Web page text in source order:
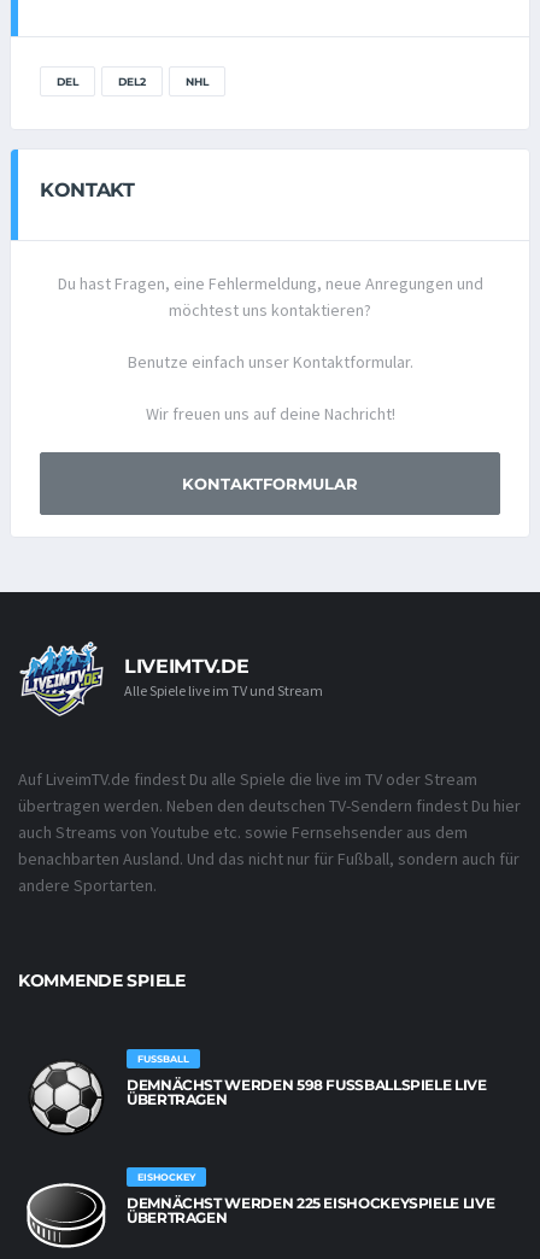
DEL DEL2 NHL
KONTAKT
Du hast Fragen, eine Fehlermeldung, neue Anregungen und
möchtest uns kontaktieren?
Benutze einfach unser Kontaktformular.
Wir freuen uns auf deine Nachricht!
KONTAKTFORMULAR
LIVEIMTV.DE
Alle Spiele live im TV und Stream
Auf LiveimTV.de findest Du alle Spiele die live im TV oder Stream
übertragen werden. Neben den deutschen TV-Sendern findest Du hier
auch Streams von Youtube etc. sowie Fernsehsender aus dem
benachbarten Ausland. Und das nicht nur für Fußball, sondern auch für
andere Sportarten.
KOMMENDE SPIELE
FUSSBALL
DEMNÄCHST WERDEN 598 FUSSBALLSPIELE LIVE Ü
BERTRAGEN
EISHOCKEY
DEMNÄCHST WERDEN 225 EISHOCKEYSPIELE LIVE
ÜBERTRAGEN